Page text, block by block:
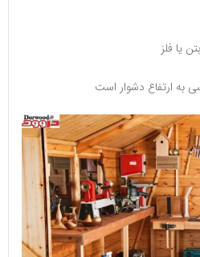
یا فلز
به ارتفاع دشوار است